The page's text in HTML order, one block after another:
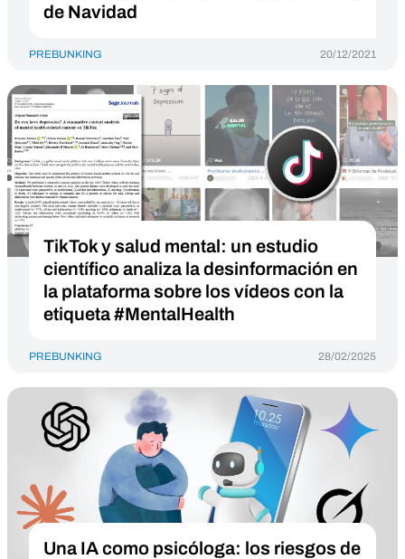
de Navidad
PREBUNKING 20/12/2021
TikTok y salud mental: un estudio
científico analiza la desinformación en
la plataforma sobre los vídeos con la
etiqueta #MentalHealth
PREBUNKING 28/02/2025
Una IA como psicóloga: los riesgos de